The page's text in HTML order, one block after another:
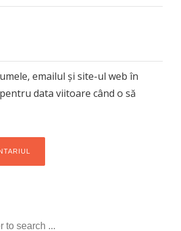
emailul și site-ul web în
data viitoare când o să